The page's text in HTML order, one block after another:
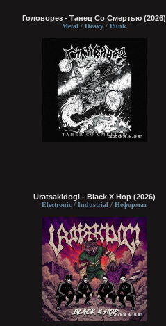
Головорез - Tанец Со Смертью (2026)
Metal / Heavy / Punk
Uratsakidogi - Black X Hop (2026)
Electronic / Industrial / Неформат